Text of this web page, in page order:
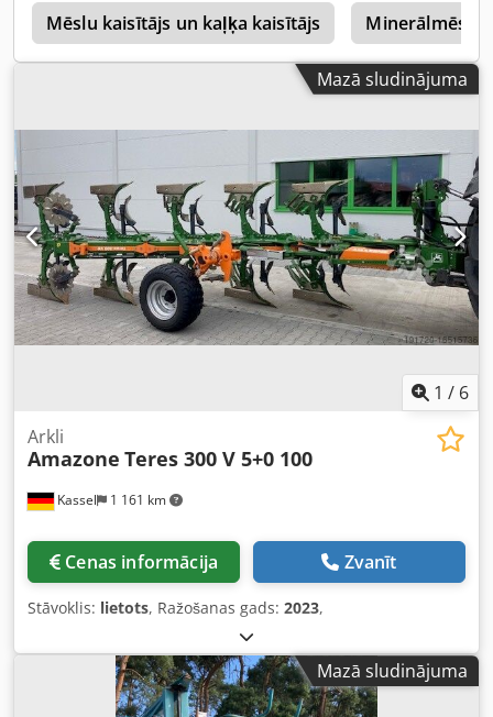
Mēslu kaisītājs un kaļķa kaisītājs Minerālmēslu
Mazā sludinājuma
1 / 6
Kassel 1 161 km
Arkli
Amazone Teres 300 V 5+0 100
Cenas informācija Zvanīt
Stāvoklis: lietots, Ražošanas gads: 2023,
Mazā sludinājuma